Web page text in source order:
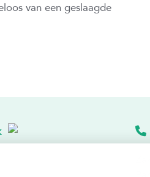
van een geslaagde